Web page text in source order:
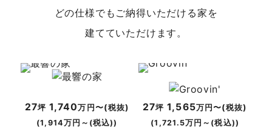
どの仕様でもご納得いただける家を
建てていただけます。
27坪1,740万円〜(税抜)
(1,914万円～(税込))
27坪 1,565万円〜(税抜)
(1,721.5万円～(税込))